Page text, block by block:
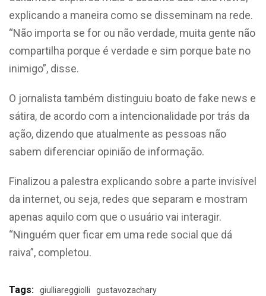
explicando a maneira como se disseminam na rede.
“Não importa se for ou não verdade, muita gente não
compartilha porque é verdade e sim porque bate no
inimigo”, disse.
O jornalista também distinguiu boato de fake news e
sátira, de acordo com a intencionalidade por trás da
ação, dizendo que atualmente as pessoas não
sabem diferenciar opinião de informação.
Finalizou a palestra explicando sobre a parte invisível
da internet, ou seja, redes que separam e mostram
apenas aquilo com que o usuário vai interagir.
“Ninguém quer ficar em uma rede social que dá
raiva”, completou.
Tags: giulliareggiolli gustavozachary